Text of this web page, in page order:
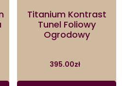
Titanium Kontrast
Tunel Foliowy
Ogrodowy
395.00zł